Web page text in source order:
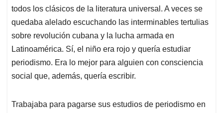
todos los clásicos de la literatura universal. A veces se
quedaba alelado escuchando las interminables tertulias
sobre revolución cubana y la lucha armada en
Latinoamérica. Sí, el niño era rojo y quería estudiar
periodismo. Era lo mejor para alguien con consciencia
social que, además, quería escribir.
Trabajaba para pagarse sus estudios de periodismo en